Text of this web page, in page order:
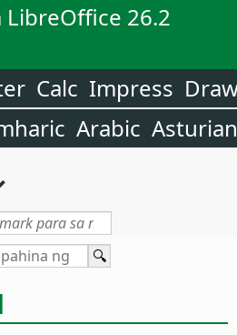
LibreOffice 26.2
Calc Impress
Arabic Asturian